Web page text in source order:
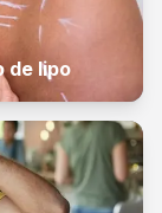
de lipo